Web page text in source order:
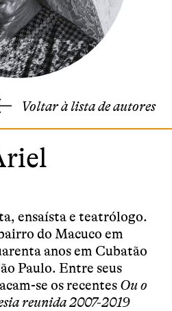
Voltar à lista de autores
ensaísta e teatrólogo.
do Macuco em
anos em Cubatão
Paulo. Entre seus
se os recentes Ou o
reunida 2007-2019